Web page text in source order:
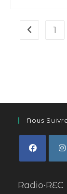
1
Nous
Radio•REC